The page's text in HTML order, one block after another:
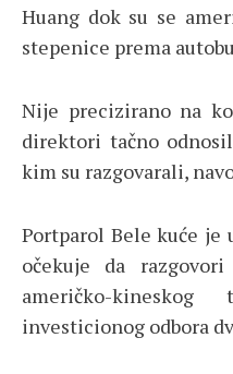
Huang dok su se
stepenice prema
Nije precizirano na
direktori tačno
kim su razgovarali,
Portparol Bele kuće je
očekuje da
američko-
investicionog odbora